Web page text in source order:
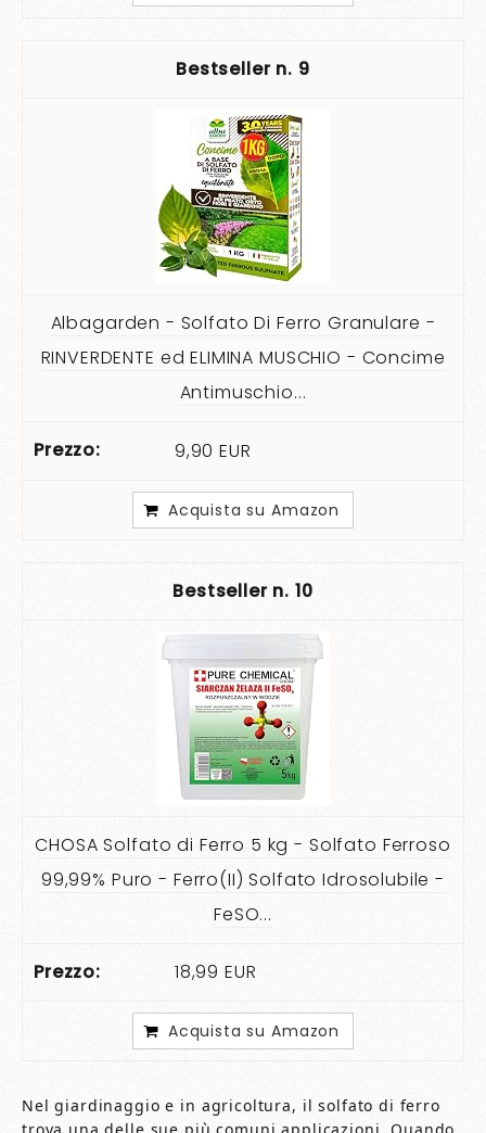
9
Albagarden - Solfato Di Ferro Granulare -
RINVERDENTE ed ELIMINA MUSCHIO - Concime
Antimuschio...
9,90 EUR
Acquista su Amazon
10
CHOSA Solfato di Ferro 5 kg - Solfato Ferroso
99,99% Puro - Ferro(II) Solfato Idrosolubile -
FeSO...
18,99 EUR
Acquista su Amazon
Nel giardinaggio e in agricoltura, il solfato di ferro